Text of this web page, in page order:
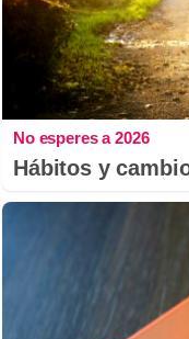
No esperes a 2026
Hábitos y